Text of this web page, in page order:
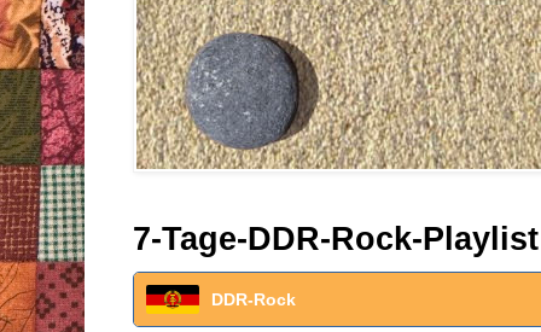
7-Tage-DDR-Rock-
DDR-Rock